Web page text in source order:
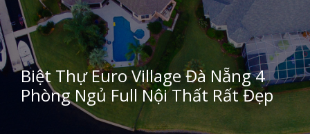
Biệt Thự Euro Village Đà Nẵng 4
Phòng Ngủ Full Nội Thất Rất Đẹp